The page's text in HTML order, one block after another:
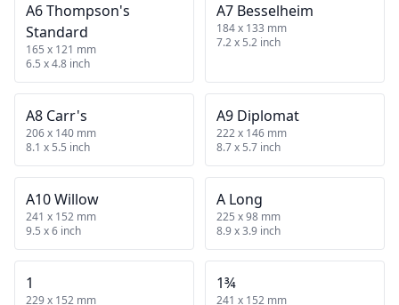
A6 Thompson's
Standard
165 x 121 mm
6.5 x 4.8 inch
A7 Besselheim
184 x 133 mm
7.2 x 5.2 inch
A8 Carr's
206 x 140 mm
8.1 x 5.5 inch
A9 Diplomat
222 x 146 mm
8.7 x 5.7 inch
A10 Willow
241 x 152 mm
9.5 x 6 inch
A Long
225 x 98 mm
8.9 x 3.9 inch
1
229 x 152 mm
1¾
241 x 152 mm